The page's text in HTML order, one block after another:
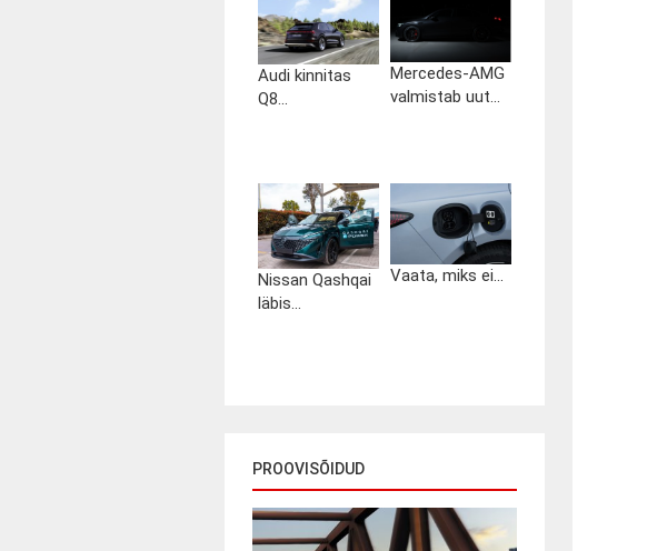
Audi kinnitas
Q8...
Mercedes-AMG
valmistab uut...
Nissan Qashqai
läbis...
Vaata, miks ei...
PROOVISÕIDUD